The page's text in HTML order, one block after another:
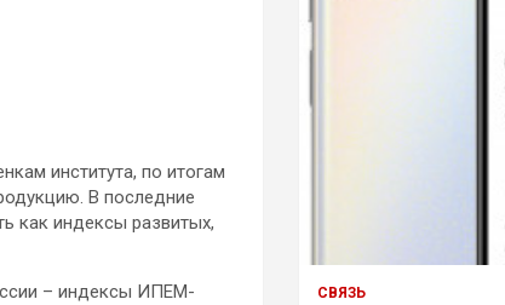
института, по итогам
В последние
как индексы развитых,
– индексы ИПЕМ-
СВЯЗЬ